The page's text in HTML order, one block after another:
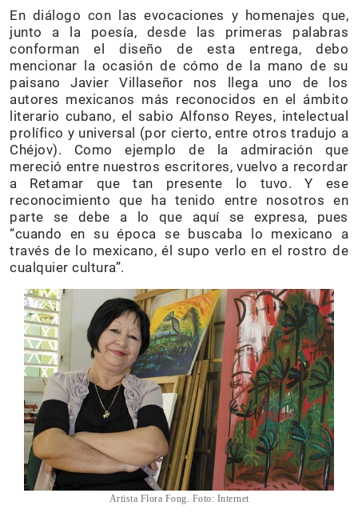
En diálogo con las evocaciones y homenajes que,
junto a la poesía, desde las primeras palabras
conforman el diseño de esta entrega, debo
mencionar la ocasión de cómo de la mano de su
paisano Javier Villaseñor nos llega uno de los
autores mexicanos más reconocidos en el ámbito
literario cubano, el sabio Alfonso Reyes, intelectual
prolífico y universal (por cierto, entre otros tradujo a
Chéjov). Como ejemplo de la admiración que
mereció entre nuestros escritores, vuelvo a recordar
a Retamar que tan presente lo tuvo. Y ese
reconocimiento que ha tenido entre nosotros en
parte se debe a lo que aquí se expresa, pues
“cuando en su época se buscaba lo mexicano a
través de lo mexicano, él supo verlo en el rostro de
cualquier cultura”.
Artista Flora Fong. Foto: Internet